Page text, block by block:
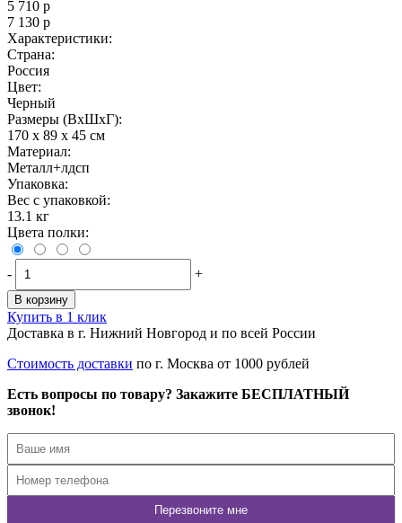
5 710 р
7 130 р
Характеристики:
Страна:
Россия
Цвет:
Черный
Размеры (ВxШxГ):
170 x 89 x 45 см
Материал:
Металл+лдсп
Упаковка:
Вес с упаковкой:
13.1 кг
Цвета полки:
- +
В корзину
Купить в 1 клик
Доставка в г. Нижний Новгород и по всей России
Стоимость доставки по г. Москва от 1000 рублей
Есть вопросы по товару? Закажите БЕСПЛАТНЫЙ
звонок!